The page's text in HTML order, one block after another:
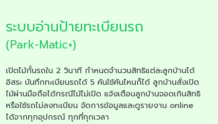
ระบบอ่านป้ายทะเบียนรถ
(Park-Matic+)
เปิดไม้กั้นรถใน 2 วินาที กำหนดจำนวนสิทธิแต่ละลูกบ้านได้
อิสระ บันทึกทะเบียนรถได้ 5 คันใช้คันไหนก็ได้ ลูกบ้านสั่งเปิด
ไม้ผ่านมือถือได้กรณีไม้ไม่เปิด แจ้งเตือนลูกบ้านจอดเกินสิทธิ
หรือใช้รถไม่ลงทะเบียน จัดการข้อมูลและดูรายงาน online
ได้จากทุกอุปกรณ์ ทุกที่ทุกเวลา